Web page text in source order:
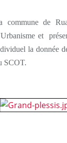
commune de
et
la donnée
SCOT.